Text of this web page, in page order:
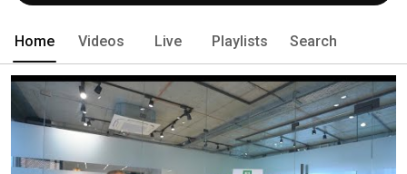
Home Videos Live Playlists Search